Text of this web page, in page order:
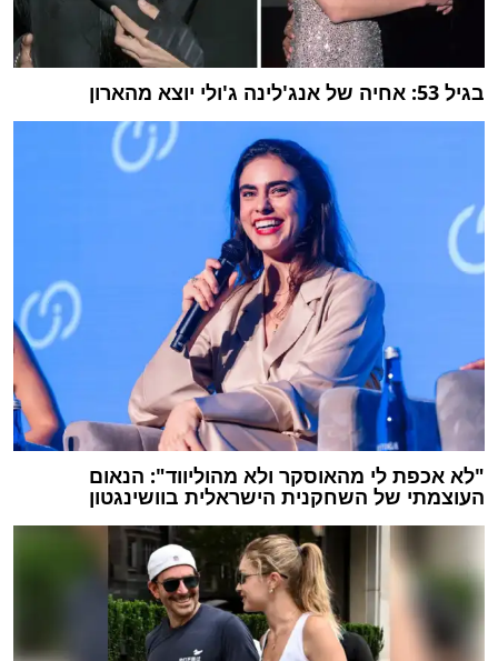
בגיל 53: אחיה של אנג'לינה ג'ולי יוצא מהארון
"לא אכפת לי מהאוסקר ולא מהוליווד": הנאום
העוצמתי של השחקנית הישראלית בוושינגטון